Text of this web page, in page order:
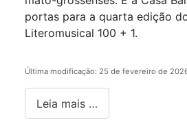
portas para a quarta edição
Literomusical 100 + 1.
Última modificação: 25 de fevereiro de
Leia mais …